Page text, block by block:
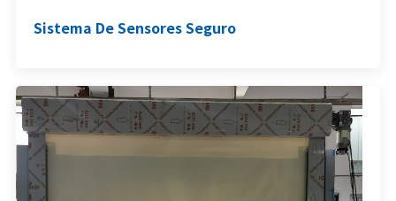
Sistema De Sensores Seguro